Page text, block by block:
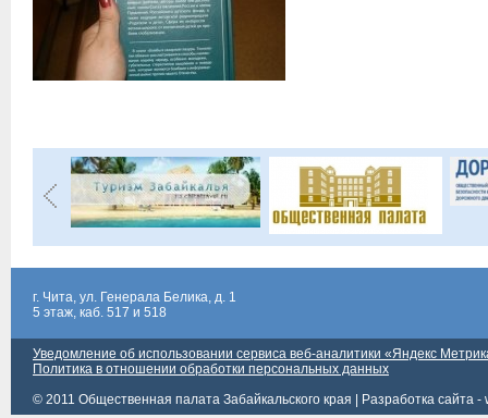
г. Чита, ул. Генерала Белика, д. 1
5 этаж, каб. 517 и 518
Уведомление об использовании сервиса веб-аналитики «Яндекс
Политика в отношении обработки персональных данных
© 2011 Общественная палата Забайкальского края |
Разработка сайта -